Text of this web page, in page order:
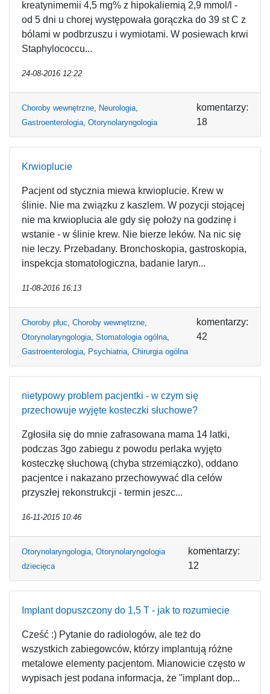
kreatynimemii 4,5 mg% z hipokaliemią 2,9 mmol/l -
od 5 dni u chorej występowała gorączka do 39 st C z
bólami w podbrzuszu i wymiotami. W posiewach krwi
Staphylococcu...
24-08-2016 12:22
Choroby wewnętrzne, Neurologia,
Gastroenterologia, Otorynolaryngologia
komentarzy:
18
Krwioplucie
Pacjent od stycznia miewa krwioplucie. Krew w
ślinie. Nie ma związku z kaszlem. W pozycji stojącej
nie ma krwioplucia ale gdy się położy na godzinę i
wstanie - w ślinie krew. Nie bierze leków. Na nic się
nie leczy. Przebadany. Bronchoskopia, gastroskopia,
inspekcja stomatologiczna, badanie laryn...
11-08-2016 16:13
Choroby płuc, Choroby wewnętrzne,
Otorynolaryngologia, Stomatologia ogólna,
Gastroenterologia, Psychiatria, Chirurgia ogólna
komentarzy:
42
nietypowy problem pacjentki - w czym się
przechowuje wyjęte kosteczki słuchowe?
Zgłosiła się do mnie zafrasowana mama 14 latki,
podczas 3go zabiegu z powodu perlaka wyjęto
kosteczkę słuchową (chyba strzemiączko), oddano
pacjentce i nakazano przechowywać dla celów
przyszłej rekonstrukcji - termin jeszc...
16-11-2015 10:46
Otorynolaryngologia, Otorynolaryngologia
dziecięca
komentarzy:
12
Implant dopuszczony do 1,5 T - jak to rozumiecie
Cześć :) Pytanie do radiologów, ale też do
wszystkich zabiegowców, którzy implantują różne
metalowe elementy pacjentom. Mianowicie często w
wypisach jest podana informacja, że "implant dop...